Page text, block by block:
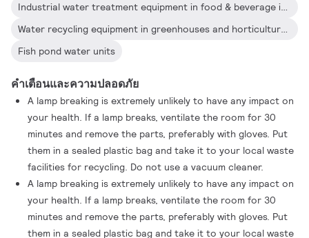
Industrial water treatment equipment in food & beverage industry, clean rooms, etc.
Water recycling equipment in greenhouses and horticultural applications
Fish pond water units
คำเตือนและความปลอดภัย
A lamp breaking is extremely unlikely to have any impact on
your health. If a lamp breaks, ventilate the room for 30
minutes and remove the parts, preferably with gloves. Put
them in a sealed plastic bag and take it to your local waste
facilities for recycling. Do not use a vacuum cleaner.
A lamp breaking is extremely unlikely to have any impact on
your health. If a lamp breaks, ventilate the room for 30
minutes and remove the parts, preferably with gloves. Put
them in a sealed plastic bag and take it to your local waste